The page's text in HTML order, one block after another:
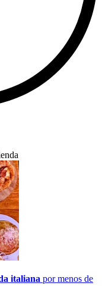
italiana por menos de